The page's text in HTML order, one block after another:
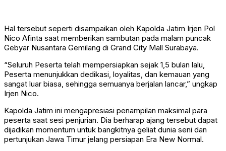
Hal tersebut seperti disampaikan oleh Kapolda Jatim Irjen Pol
Nico Afinta saat memberikan sambutan pada malam puncak
Gebyar Nusantara Gemilang di Grand City Mall Surabaya.
“Seluruh Peserta telah mempersiapkan sejak 1,5 bulan lalu,
Peserta menunjukkan dedikasi, loyalitas, dan kemauan yang
sangat luar biasa, sehingga semuanya berjalan lancar,” ungkap
Irjen Nico.
Kapolda Jatim ini mengapresiasi penampilan maksimal para
peserta saat sesi penjurian. Dia berharap ajang tersebut dapat
dijadikan momentum untuk bangkitnya geliat dunia seni dan
pertunjukan Jawa Timur jelang persiapan Era New Normal.